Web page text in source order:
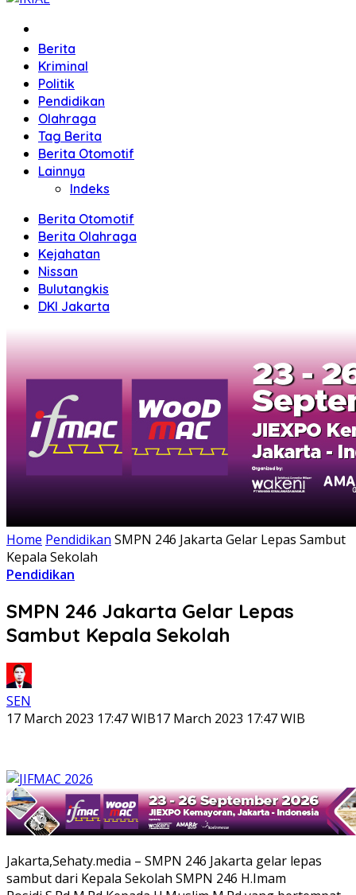
Berita
Kriminal
Politik
Pendidikan
Olahraga
Tag Berita
Berita Otomotif
Lainnya
Indeks
Berita Otomotif
Berita Olahraga
Kejahatan
Nissan
Bulutangkis
DKI Jakarta
Home Pendidikan SMPN 246 Jakarta Gelar Lepas Sambut
Kepala Sekolah
Pendidikan
SMPN 246 Jakarta Gelar Lepas
Sambut Kepala Sekolah
SEN
17 March 2023 17:47 WIB17 March 2023 17:47 WIB
Jakarta,Sehaty.media – SMPN 246 Jakarta gelar lepas
sambut dari Kepala Sekolah SMPN 246 H.Imam